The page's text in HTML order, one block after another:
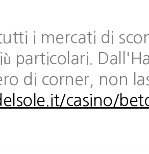
i mercati di
particolari.
di corner, non
casino/